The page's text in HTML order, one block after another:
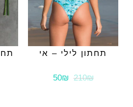
תחתון לילי – אי
210₪
50₪